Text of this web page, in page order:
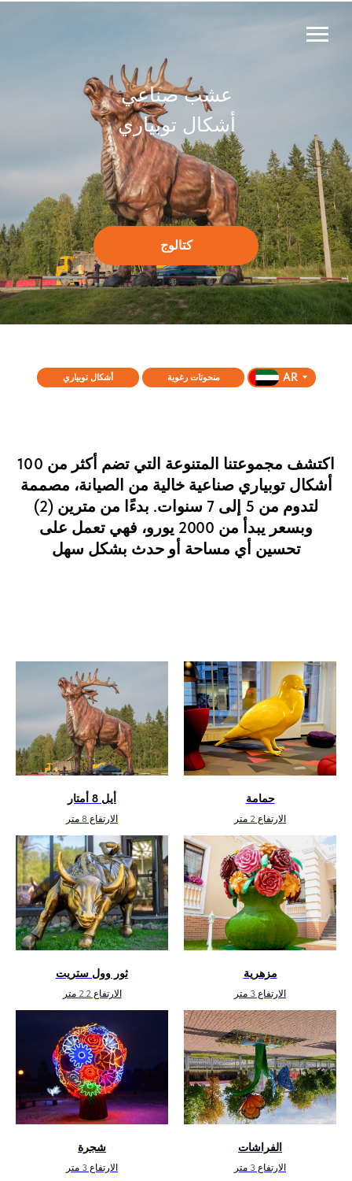
أشكال توبياري
كتالوج
منحوتات رغوية AR
عشب صناعي
أشكال توبياري
اكتشف مجموعتنا المتنوعة التي تضم أكثر من 100
أشكال توبياري صناعية خالية من الصيانة، مصممة
لتدوم من 5 إلى 7 سنوات. بدءًا من مترين (2)
وبسعر يبدأ من 2000 يورو، فهي تعمل على
تحسين أي مساحة أو حدث بشكل سهل
أيل 8 أمتار
الارتفاع 8 متر
حمامة
الارتفاع 2 متر
ثور وول ستريت
الارتفاع 2.2 متر
مزهرية
الارتفاع 3 متر
شجرة
الارتفاع 3 متر
الفراشات
الارتفاع 3 متر